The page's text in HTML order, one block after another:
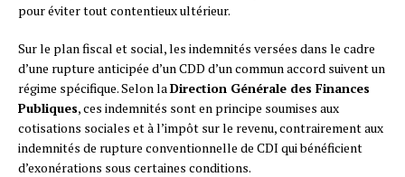
pour éviter tout contentieux ultérieur.
Sur le plan fiscal et social, les indemnités versées dans le cadre
d’une rupture anticipée d’un CDD d’un commun accord suivent un
régime spécifique. Selon la Direction Générale des Finances
Publiques, ces indemnités sont en principe soumises aux
cotisations sociales et à l’impôt sur le revenu, contrairement aux
indemnités de rupture conventionnelle de CDI qui bénéficient
d’exonérations sous certaines conditions.